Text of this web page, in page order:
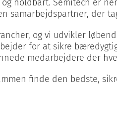
holdbart. Semitech er
samarbejdspartner, der
og vi udvikler
for at sikre
medarbejdere der
finde den bedste,